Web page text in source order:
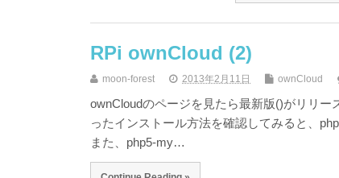
RPi ownCloud (2)
moon-forest 2013年2月11日 ownCloud
ownCloudのページを見たら最新版()がリリ
ったインストール方法を確認してみると、
また、php5-my…